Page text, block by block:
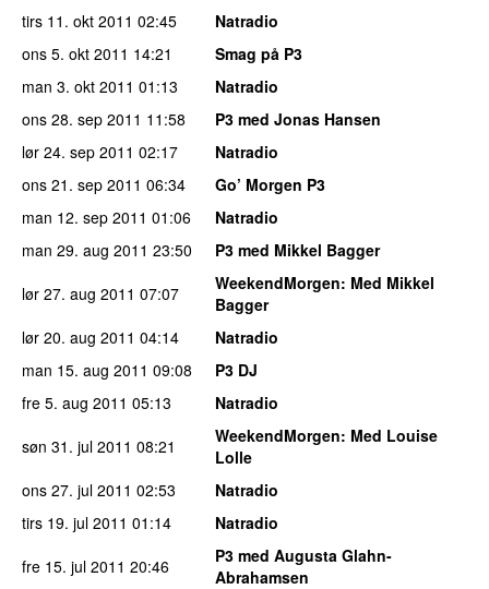
tirs 11. okt 2011 02:45
Natradio
ons 5. okt 2011 14:21
Smag på P3
man 3. okt 2011 01:13
Natradio
ons 28. sep 2011 11:58
P3 med Jonas Hansen
lør 24. sep 2011 02:17
Natradio
ons 21. sep 2011 06:34
Go’ Morgen P3
man 12. sep 2011 01:06
Natradio
man 29. aug 2011 23:50
P3 med Mikkel Bagger
lør 27. aug 2011 07:07 WeekendMorgen: Med Mikkel
Bagger
lør 20. aug 2011 04:14
Natradio
man 15. aug 2011 09:08
P3 DJ
fre 5. aug 2011 05:13
Natradio
søn 31. jul 2011 08:21 WeekendMorgen: Med Louise
Lolle
ons 27. jul 2011 02:53
Natradio
tirs 19. jul 2011 01:14
Natradio
fre 15. jul 2011 20:46
P3 med Augusta Glahn-
Abrahamsen